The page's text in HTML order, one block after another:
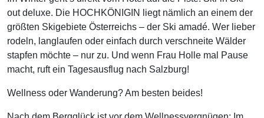
out deluxe. Die HOCHKÖNIGIN liegt nämlich an einem der
größten Skigebiete Österreichs – der Ski amadé. Wer lieber
rodeln, langlaufen oder einfach durch verschneite Wälder
stapfen möchte – nur zu. Und wenn Frau Holle mal Pause
macht, ruft ein Tagesausflug nach Salzburg!
Wellness oder Wanderung? Am besten beides!